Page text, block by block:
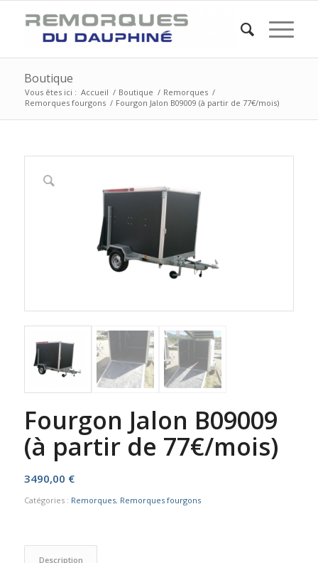
Boutique
Vous êtes ici : Accueil / Boutique / Remorques /
Remorques fourgons / Fourgon Jalon B09009 (à partir de 77€/mois)
Fourgon Jalon B09009
(à partir de 77€/mois)
3490,00 €
Catégories : Remorques, Remorques fourgons
Description